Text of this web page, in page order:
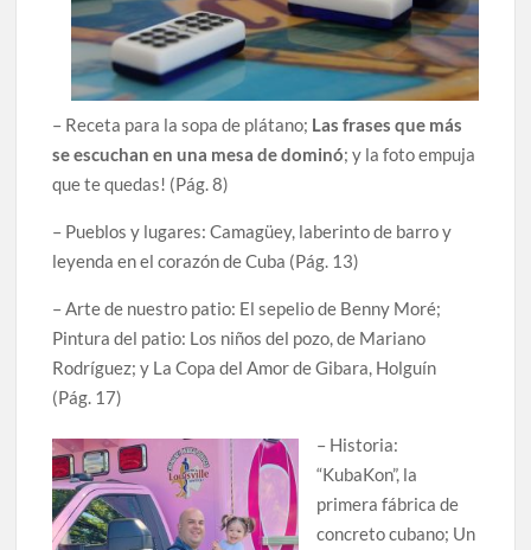
– Receta para la sopa de plátano; Las frases que más
se escuchan en una mesa de dominó; y la foto empuja
que te quedas! (Pág. 8)
– Pueblos y lugares: Camagüey, laberinto de barro y
leyenda en el corazón de Cuba (Pág. 13)
– Arte de nuestro patio: El sepelio de Benny Moré;
Pintura del patio: Los niños del pozo, de Mariano
Rodríguez; y La Copa del Amor de Gibara, Holguín
(Pág. 17)
– Historia:
“KubaKon”, la
primera fábrica de
concreto cubano; Un